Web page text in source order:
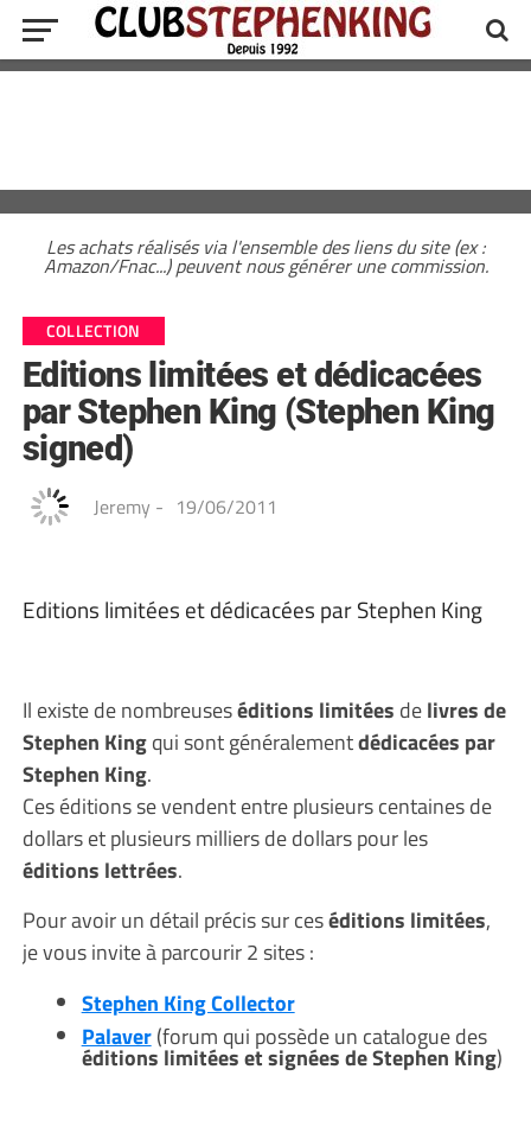
Les achats réalisés via l'ensemble des liens du site (ex :
Amazon/Fnac...) peuvent nous générer une commission.
COLLECTION
Editions limitées et dédicacées
par Stephen King (Stephen King
signed)
Jeremy - 19/06/2011
Editions limitées et dédicacées par Stephen King
Il existe de nombreuseséditions limitées delivres de
Stephen Kingqui sont généralementdédicacées par
Stephen King.
Ces éditions se vendent entre plusieurs centaines de
dollars et plusieurs milliers de dollars pour les
éditions lettrées.
Pour avoir un détail précis sur ceséditions limitées,
je vous invite à parcourir 2 sites :
Stephen King Collector
Palaver(forum qui possède un catalogue des
éditions limitées et signées de Stephen King)